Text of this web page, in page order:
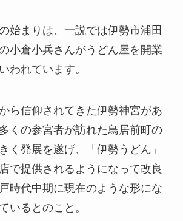
始まりは、一説では伊勢市浦田
小倉小兵さんがうどん屋を開業
われています。
ら信仰されてきた伊勢神宮があ
くの参宮者が訪れた鳥居前町の
く発展を遂げ、「伊勢うどん」
で提供されるようになって改良
時代中期に現在のような形にな
いるとのこと。